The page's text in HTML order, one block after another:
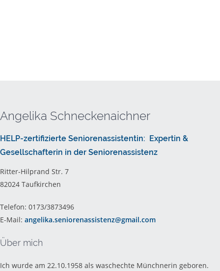
Angelika Schneckenaichner
HELP-zertifizierte Seniorenassistentin: Expertin &
Gesellschafterin in der Seniorenassistenz
Ritter-Hilprand Str. 7
82024 Taufkirchen
Telefon: 0173/3873496
E-Mail: angelika.seniorenassistenz@gmail.com
Über mich
Ich wurde am 22.10.1958 als waschechte Münchnerin geboren.